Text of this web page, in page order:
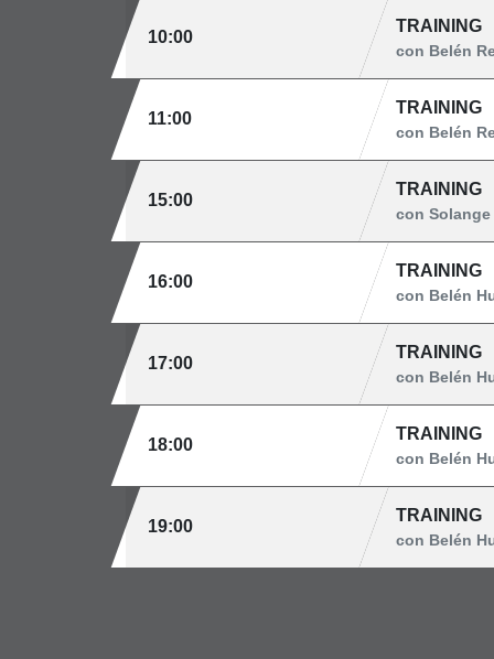
10:00
TRAINING
con Belén
11:00
TRAINING
con Belén
15:00
TRAINING
con
16:00
TRAINING
con Belén
17:00
TRAINING
con Belén
18:00
TRAINING
con Belén
19:00
TRAINING
con Belén